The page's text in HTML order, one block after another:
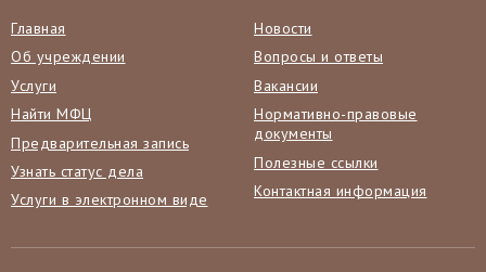
Главная
Об учреждении
Услуги
Найти МФЦ
Предварительная запись
Узнать статус дела
Услуги в электронном виде
Новости
Вопросы и ответы
Вакансии
Нормативно-правовые
документы
Полезные ссылки
Контактная информация